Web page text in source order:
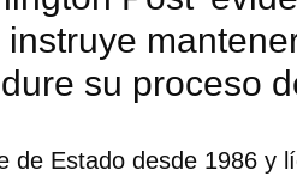
su proceso
de Estado desde 1986 y